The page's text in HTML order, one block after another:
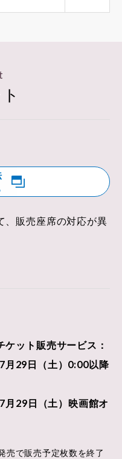
、販売座席の対応が異
ケット販売サービス：
月29日（土）0:00以降
月29日（土）映画館オ
売で販売予定枚数を終了